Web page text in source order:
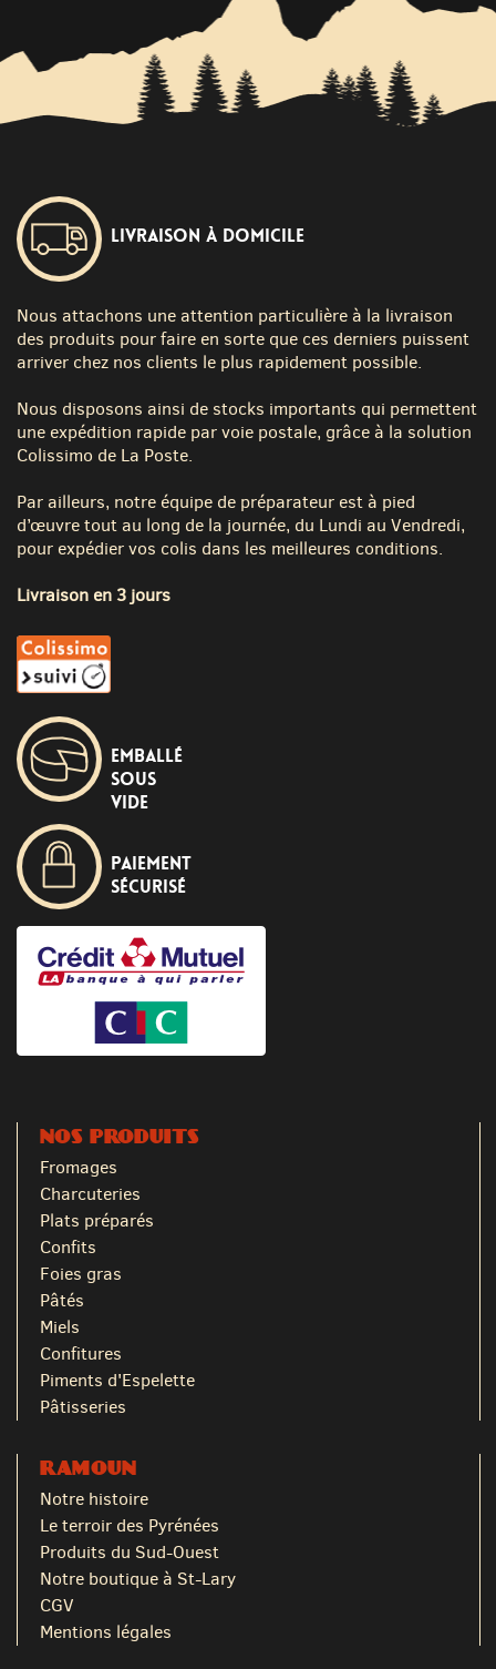
Livraison à domicile
Nous attachons une attention particulière à la livraison
des produits pour faire en sorte que ces derniers puissent
arriver chez nos clients le plus rapidement possible.
Nous disposons ainsi de stocks importants qui permettent
une expédition rapide par voie postale, grâce à la solution
Colissimo de La Poste.
Par ailleurs, notre équipe de préparateur est à pied
d’œuvre tout au long de la journée, du Lundi au Vendredi,
pour expédier vos colis dans les meilleures conditions.
Livraison en 3 jours
Emballé
sous
vide
Paiement
sécurisé
NOS PRODUITS
Fromages
Charcuteries
Plats préparés
Confits
Foies gras
Pâtés
Miels
Confitures
Piments d'Espelette
Pâtisseries
RAMOUN
Notre histoire
Le terroir des Pyrénées
Produits du Sud-Ouest
Notre boutique à St-Lary
CGV
Mentions légales